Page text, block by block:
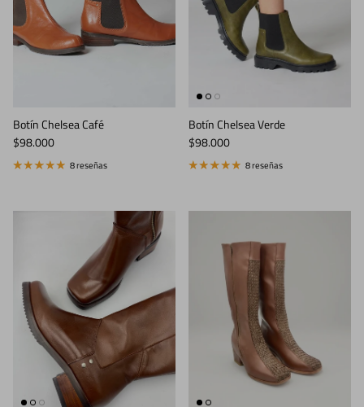
Botín Chelsea Café
Precio normal
$98.000
8 reseñas
Botín Chelsea Verde
Precio normal
$98.000
8 reseñas